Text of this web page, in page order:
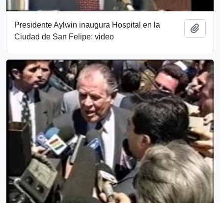
Presidente Aylwin inaugura Hospital en la
Ciudad de San Felipe: video